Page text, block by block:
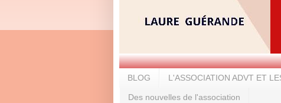
BLOG L'ASSOCIATION ADVT ET
Des nouvelles de l'association